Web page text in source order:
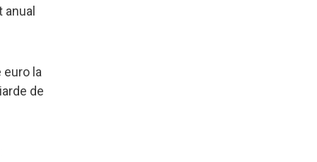
anual
euro la
de